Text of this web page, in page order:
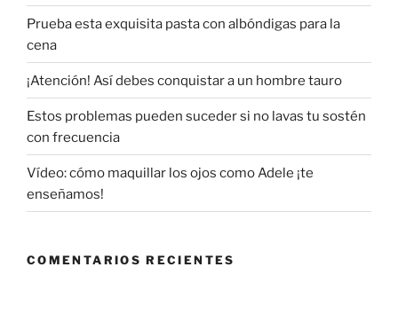
Prueba esta exquisita pasta con albóndigas para la
cena
¡Atención! Así debes conquistar a un hombre tauro
Estos problemas pueden suceder si no lavas tu sostén
con frecuencia
Vídeo: cómo maquillar los ojos como Adele ¡te
enseñamos!
COMENTARIOS RECIENTES